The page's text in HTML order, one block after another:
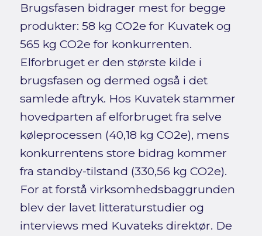
Brugsfasen bidrager mest for begge
produkter: 58 kg CO2e for Kuvatek og
565 kg CO2e for konkurrenten.
Elforbruget er den største kilde i
brugsfasen og dermed også i det
samlede aftryk. Hos Kuvatek stammer
hovedparten af elforbruget fra selve
køleprocessen (40,18 kg CO2e), mens
konkurrentens store bidrag kommer
fra standby-tilstand (330,56 kg CO2e).
For at forstå virksomhedsbaggrunden
blev der lavet litteraturstudier og
interviews med Kuvateks direktør. De